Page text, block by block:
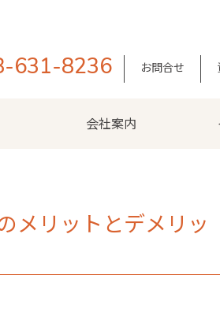
631-8236 お問合せ
会社案内
メリットとデメリッ